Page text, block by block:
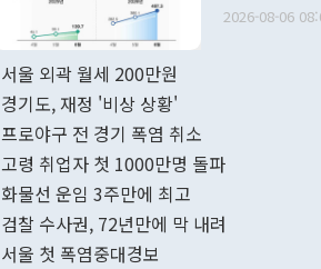
다. [정동영 통일부 장관이 지난달 23일 오후 서울 종로구 정부서울청사에
무너졌다고
함께 4자 대
료=한국은행] 한국은행이 6일 발표한 '2026년 6월 국제수지(잠정)'
며 월간 기
196.9% 급
수출은
2026-08-06
서울 외곽 월세 200만원
경기도, 재정 '비상 상황'
프로야구 전 경기 폭염 취소
고령 취업자 첫 1000만명 돌파
화물선 운임 3주만에 최고
검찰 수사권, 72년만에 막 내려
서울 첫 폭염중대경보